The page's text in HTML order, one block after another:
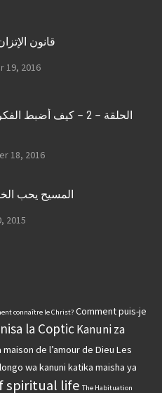
قانون
19, 2016
الحلقة – 2 – كيف أضبط
18, 2016
المسيح يحب
2015
connaître le Christ? Comment puis-je
la Coptic Kanuni za
maison de l’amour de Dieu Les
wa kanuni katika maisha ya
spiritual life The Habituation